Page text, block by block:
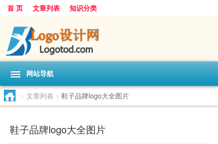
首 页 文章列表 知识分类
网站导航
> 文章列表 > 鞋子品牌logo大全图片
鞋子品牌logo大全图片